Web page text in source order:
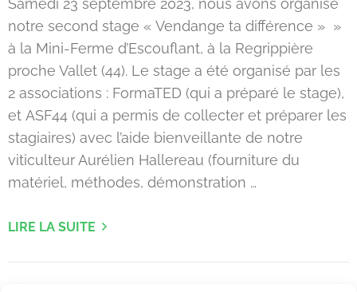
Samedi 23 septembre 2023, nous avons organisé
notre second stage « Vendange ta différence » »
à la Mini-Ferme d’Escouflant, à la Regrippière
proche Vallet (44). Le stage a été organisé par les
2 associations : FormaTED (qui a préparé le stage),
et ASF44 (qui a permis de collecter et préparer les
stagiaires) avec l’aide bienveillante de notre
viticulteur Aurélien Hallereau (fourniture du
matériel, méthodes, démonstration …
LIRE LA SUITE